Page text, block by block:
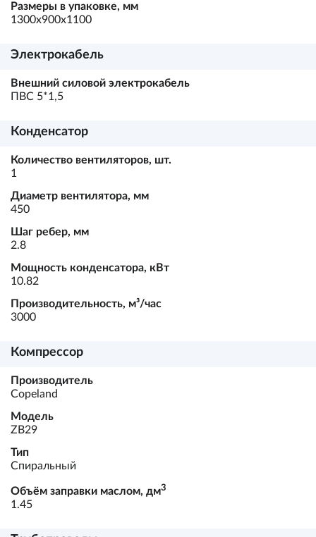
Размеры в упаковке, мм
1300х900х1100
Электрокабель
Внешний силовой электрокабель
ПВС 5*1,5
Конденсатор
Количество вентиляторов, шт.
1
Диаметр вентилятора, мм
450
Шаг ребер, мм
2.8
Мощность конденсатора, кВт
10.82
Производительность, м³/час
3000
Компрессор
Производитель
Copeland
Модель
ZB29
Тип
Спиральный
Объём заправки маслом, дм3
1.45